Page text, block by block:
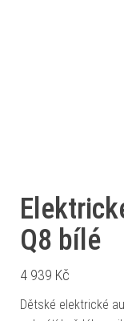
Q8 bílé
4 939 Kč
Dětské elektrické